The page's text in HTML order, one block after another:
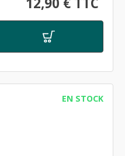
EN STOCK